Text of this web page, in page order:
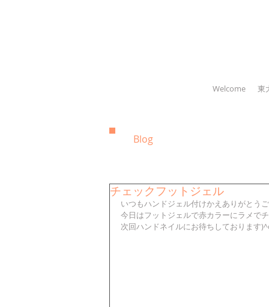
Welcome 東
Blog
チェックフットジェル
いつもハンドジェル付けかえありがとう
今日はフットジェルで赤カラーにラメで
次回ハンドネイルにお待ちしております